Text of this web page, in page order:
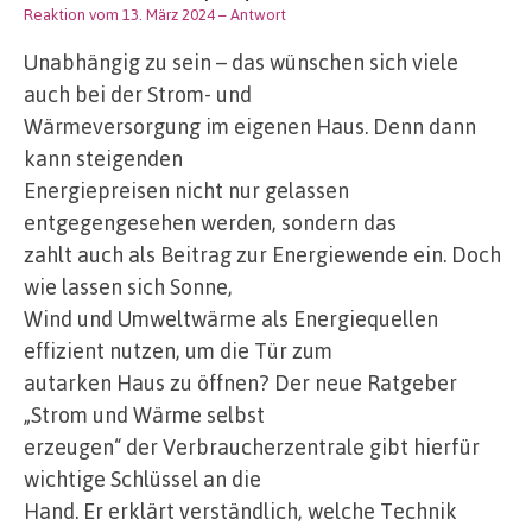
Reaktion vom 13. März 2024– Antwort
Unabhängig zu sein – das wünschen sich viele
auch bei der Strom- und
Wärmeversorgung im eigenen Haus. Denn dann
kann steigenden
Energiepreisen nicht nur gelassen
entgegengesehen werden, sondern das
zahlt auch als Beitrag zur Energiewende ein. Doch
wie lassen sich Sonne,
Wind und Umweltwärme als Energiequellen
effizient nutzen, um die Tür zum
autarken Haus zu öffnen? Der neue Ratgeber
„Strom und Wärme selbst
erzeugen“ der Verbraucherzentrale gibt hierfür
wichtige Schlüssel an die
Hand. Er erklärt verständlich, welche Technik